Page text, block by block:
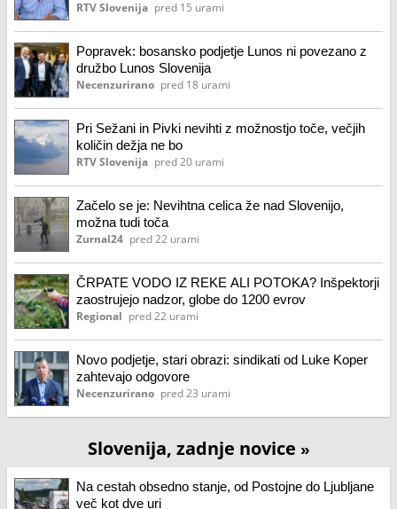
RTV Slovenija pred 15 urami
Popravek: bosansko podjetje Lunos ni povezano z
družbo Lunos Slovenija
Necenzurirano pred 18 urami
Pri Sežani in Pivki nevihti z možnostjo toče, večjih
količin dežja ne bo
RTV Slovenija pred 20 urami
Začelo se je: Nevihtna celica že nad Slovenijo,
možna tudi toča
Zurnal24 pred 22 urami
ČRPATE VODO IZ REKE ALI POTOKA? Inšpektorji
zaostrujejo nadzor, globe do 1200 evrov
Regional pred 22 urami
Novo podjetje, stari obrazi: sindikati od Luke Koper
zahtevajo odgovore
Necenzurirano pred 23 urami
Slovenija, zadnje novice »
Na cestah obsedno stanje, od Postojne do Ljubljane
več kot dve uri